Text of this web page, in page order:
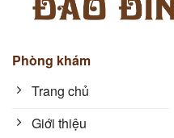
Phòng khám
Trang chủ
Giới thiệu